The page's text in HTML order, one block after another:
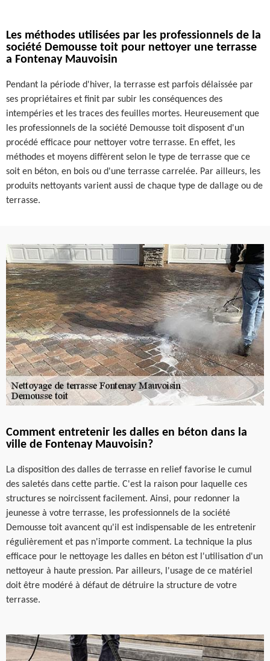
Les méthodes utilisées par les professionnels de la
société Demousse toit pour nettoyer une terrasse
a Fontenay Mauvoisin
Pendant la période d'hiver, la terrasse est parfois délaissée par
ses propriétaires et finit par subir les conséquences des
intempéries et les traces des feuilles mortes. Heureusement que
les professionnels de la société Demousse toit disposent d'un
procédé efficace pour nettoyer votre terrasse. En effet, les
méthodes et moyens diffèrent selon le type de terrasse que ce
soit en béton, en bois ou d'une terrasse carrelée. Par ailleurs, les
produits nettoyants varient aussi de chaque type de dallage ou de
terrasse.
Comment entretenir les dalles en béton dans la
ville de Fontenay Mauvoisin?
La disposition des dalles de terrasse en relief favorise le cumul
des saletés dans cette partie. C'est la raison pour laquelle ces
structures se noircissent facilement. Ainsi, pour redonner la
jeunesse à votre terrasse, les professionnels de la société
Demousse toit avancent qu'il est indispensable de les entretenir
régulièrement et pas n'importe comment. La technique la plus
efficace pour le nettoyage les dalles en béton est l'utilisation d'un
nettoyeur à haute pression. Par ailleurs, l'usage de ce matériel
doit être modéré à défaut de détruire la structure de votre
terrasse.